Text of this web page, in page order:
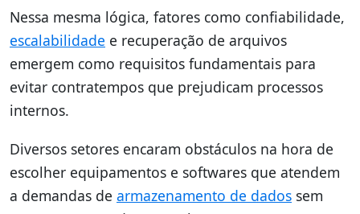
Nessa mesma lógica, fatores como confiabilidade,
escalabilidade e recuperação de arquivos
emergem como requisitos fundamentais para
evitar contratempos que prejudicam processos
internos.
Diversos setores encaram obstáculos na hora de
escolher equipamentos e softwares que atendem
a demandas de armazenamento de dados sem